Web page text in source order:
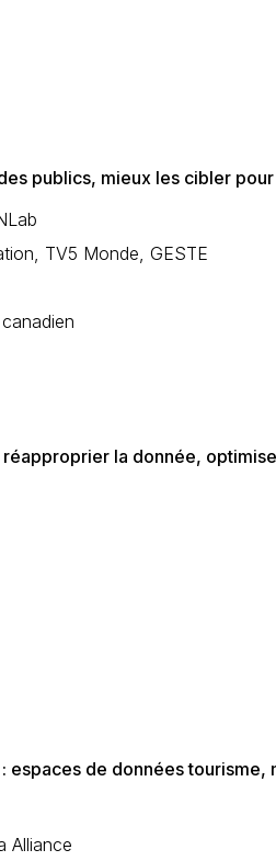
publics, mieux les cibler
TV5 Monde, GESTE
la donnée,
de données
Alliance